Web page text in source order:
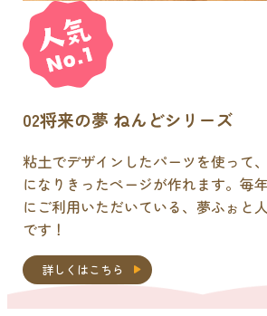
02将来の夢 ねんどシリーズ
粘土でデザインしたパーツを使って
になりきったページが作れます。毎
にご利用いただいている、夢ふぉと
です！
詳しくはこちら